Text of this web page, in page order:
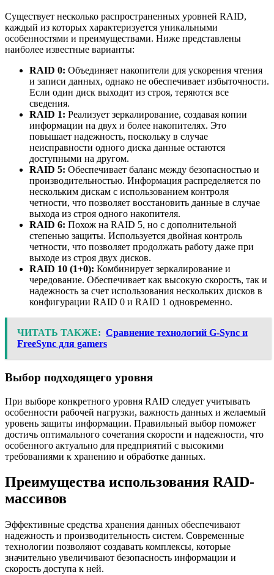
Существует несколько распространенных уровней RAID,
каждый из которых характеризуется уникальными
особенностями и преимуществами. Ниже представлены
наиболее известные варианты:
RAID 0: Объединяет накопители для ускорения чтения
и записи данных, однако не обеспечивает избыточности.
Если один диск выходит из строя, теряются все
сведения.
RAID 1: Реализует зеркалирование, создавая копии
информации на двух и более накопителях. Это
повышает надежность, поскольку в случае
неисправности одного диска данные остаются
доступными на другом.
RAID 5: Обеспечивает баланс между безопасностью и
производительностью. Информация распределяется по
нескольким дискам с использованием контроля
четности, что позволяет восстановить данные в случае
выхода из строя одного накопителя.
RAID 6: Похож на RAID 5, но с дополнительной
степенью защиты. Используется двойная контроль
четности, что позволяет продолжать работу даже при
выходе из строя двух дисков.
RAID 10 (1+0): Комбинирует зеркалирование и
чередование. Обеспечивает как высокую скорость, так и
надежность за счет использования нескольких дисков в
конфигурации RAID 0 и RAID 1 одновременно.
ЧИТАТЬ ТАКЖЕ: Сравнение технологий G-Sync и
FreeSync для gamers
Выбор подходящего уровня
При выборе конкретного уровня RAID следует учитывать
особенности рабочей нагрузки, важность данных и желаемый
уровень защиты информации. Правильный выбор поможет
достичь оптимального сочетания скорости и надежности, что
особенного актуально для предприятий с высокими
требованиями к хранению и обработке данных.
Преимущества использования RAID-
массивов
Эффективные средства хранения данных обеспечивают
надежность и производительность систем. Современные
технологии позволяют создавать комплексы, которые
значительно увеличивают безопасность информации и
скорость доступа к ней.